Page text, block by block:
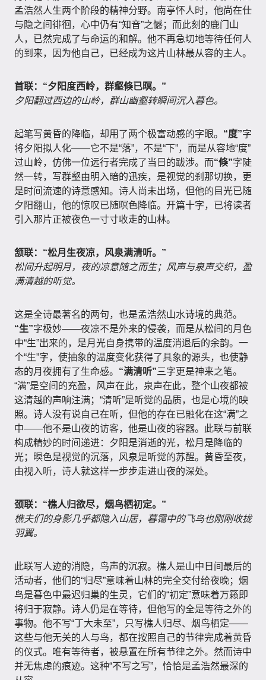
孟浩然人生两个阶段的精神分野。南亭怀人时，他尚在仕
与隐之间徘徊，心中仍有“知音”之憾；而此刻的鹿门山
人，已然完成了与命运的和解。他不再急切地等待任何人
的到来，因为他自己，已经成为这片山林最从容的主人。
首联：“夕阳度西岭，群壑倏已暝。”
夕阳翻过西边的山岭，群山幽壑转瞬间沉入暮色。
起笔写黄昏的降临，却用了两个极富动感的字眼。 “度”字
将夕阳拟人化——它不是“落”，不是“下”，而是从容地“度”
过山岭，仿佛一位远行者完成了当日的跋涉。而“倏”字陡
然一转，写群壑由明入暗的迅疾，是视觉的刹那切换，更
是时间流速的诗意感知。诗人尚未出场，但他的目光已随
夕阳翻山，他的惊叹已随暝色降临。开篇十字，已将读者
引入那片正被夜色一寸寸收走的山林。
颔联：“松月生夜凉，风泉满清听。”
松间升起明月，夜的凉意随之而生；风声与泉声交织，盈
满清越的听觉。
这是全诗最著名的两句，也是孟浩然山水诗境的典范。
“生”字极妙——夜凉不是外来的侵袭，而是从松间的月色
中“生”出来的，是月光自身携带的温度消退后的余韵。一
个“生”字，使抽象的温度变化获得了具象的源头，也使静
态的月夜拥有了生命感。 “满清听”三字更是神来之笔。
“满”是空间的充盈，风声在此，泉声在此，整个山夜都被
这清越的声响注满；“清听”是听觉的品质，也是心境的映
照。诗人没有说自己在听，但他的存在已融化在这“满”之
中——他不是山夜的访客，他是山夜的容器。此联与前联
构成精妙的时间递进：夕阳是消逝的光，松月是降临的
光；暝色是视觉的沉落，风泉是听觉的苏醒。黄昏至夜，
由视入听，诗人就这样一步步走进山夜的深处。
颈联：“樵人归欲尽，烟鸟栖初定。”
樵夫们的身影几乎都隐入山居，暮霭中的飞鸟也刚刚收拢
羽翼。
此联写人迹的消隐，鸟声的沉寂。樵人是山中日间最后的
活动者，他们的“归尽”意味着山林的完全交付给夜晚；烟
鸟是暮色中最迟归巢的生灵，它们的“初定”意味着万籁即
将归于寂静。诗人仍是在等待，但他写的全是等待之外的
事物。他不写“丁大未至”，只写樵人归尽、烟鸟栖定——
这些与他无关的人与鸟，都在按照自己的节律完成着黄昏
的仪式。唯有等待者，被悬置在所有节律之外。然而诗中
并无焦虑的痕迹。这种“不写之写”，恰恰是孟浩然最深的